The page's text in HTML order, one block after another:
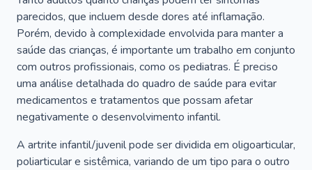
parecidos, que incluem desde dores até inflamação.
Porém, devido à complexidade envolvida para manter a
saúde das crianças, é importante um trabalho em conjunto
com outros profissionais, como os pediatras. É preciso
uma análise detalhada do quadro de saúde para evitar
medicamentos e tratamentos que possam afetar
negativamente o desenvolvimento infantil.
A artrite infantil/juvenil pode ser dividida em oligoarticular,
poliarticular e sistêmica, variando de um tipo para o outro